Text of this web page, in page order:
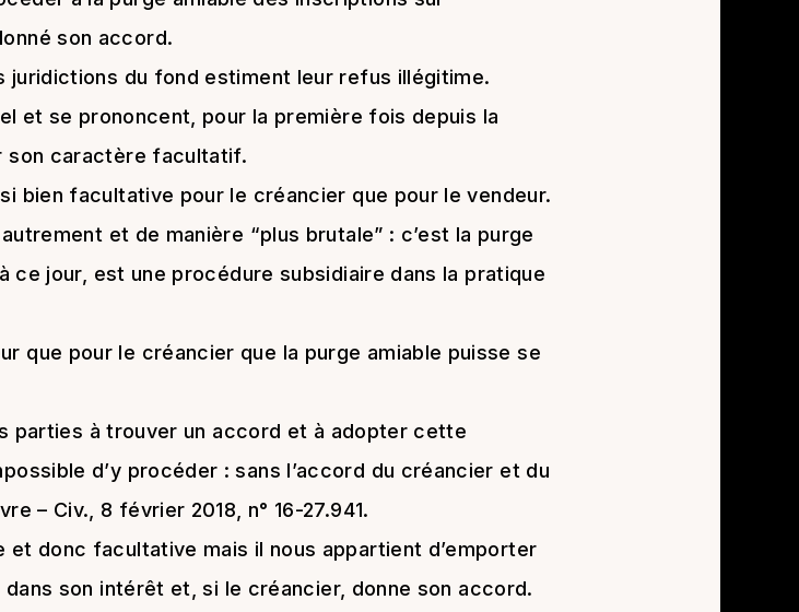
son accord.
juridictions du fond estiment leur refus illégitime.
et se prononcent, pour la première fois depuis la
son caractère facultatif.
bien facultative pour le créancier que pour le vendeur.
et de manière “plus brutale” : c’est la purge
ce jour, est une procédure subsidiaire dans la pratique
que pour le créancier que la purge amiable puisse se
parties à trouver un accord et à adopter cette
d’y procéder : sans l’accord du créancier et du
– Civ., 8 février 2018, n° 16-27.941.
donc facultative mais il nous appartient d’emporter
dans son intérêt et, si le créancier, donne son accord.